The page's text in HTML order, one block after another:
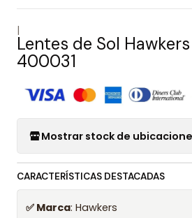
|
Lentes de Sol
400031
Mostrar stock de
CARACTERÍSTICAS DESTACADAS
✅ Marca: Hawkers